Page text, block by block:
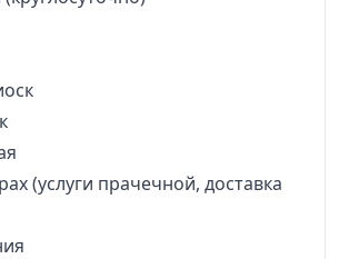
(услуги прачечной, доставка